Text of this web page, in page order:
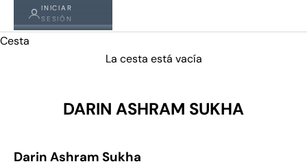
INICIAR
SESIÓN
Cesta
La cesta está vacía
DARIN ASHRAM SUKHA
Darin Ashram Sukha